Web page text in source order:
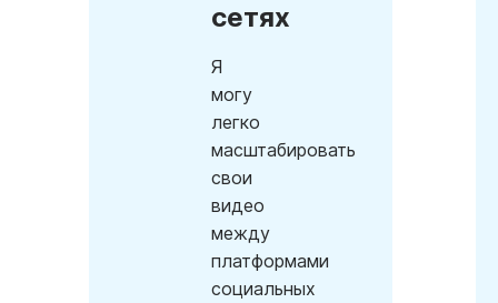
сетях
Я
могу
легко
масштабировать
свои
видео
между
платформами
социальных